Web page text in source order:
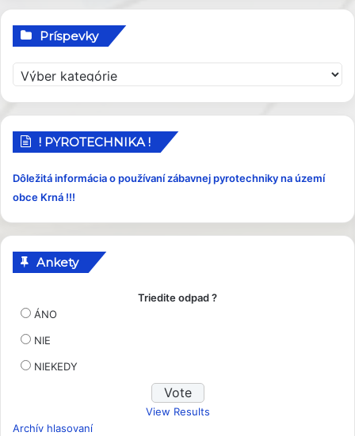
Príspevky
r
í
e
y
! PYROTECHNIKA !
Dôležitá informácia o používaní zábavnej pyrotechniky na území
obce Krná !!!
Ankety
Triedite odpad ?
ÁNO
NIE
NIEKEDY
View Results
Archív hlasovaní